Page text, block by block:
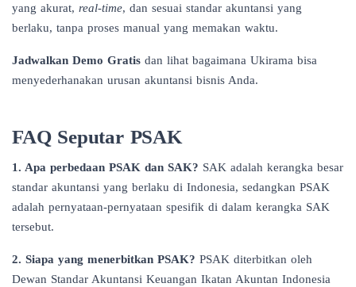
yang akurat, real-time, dan sesuai standar akuntansi yang
berlaku, tanpa proses manual yang memakan waktu.
Jadwalkan Demo Gratis dan lihat bagaimana Ukirama bisa
menyederhanakan urusan akuntansi bisnis Anda.
FAQ Seputar PSAK
1. Apa perbedaan PSAK dan SAK? SAK adalah kerangka besar
standar akuntansi yang berlaku di Indonesia, sedangkan PSAK
adalah pernyataan-pernyataan spesifik di dalam kerangka SAK
tersebut.
2. Siapa yang menerbitkan PSAK? PSAK diterbitkan oleh
Dewan Standar Akuntansi Keuangan Ikatan Akuntan Indonesia